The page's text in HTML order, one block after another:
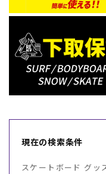
現在の検索条件
スケートボード グッ